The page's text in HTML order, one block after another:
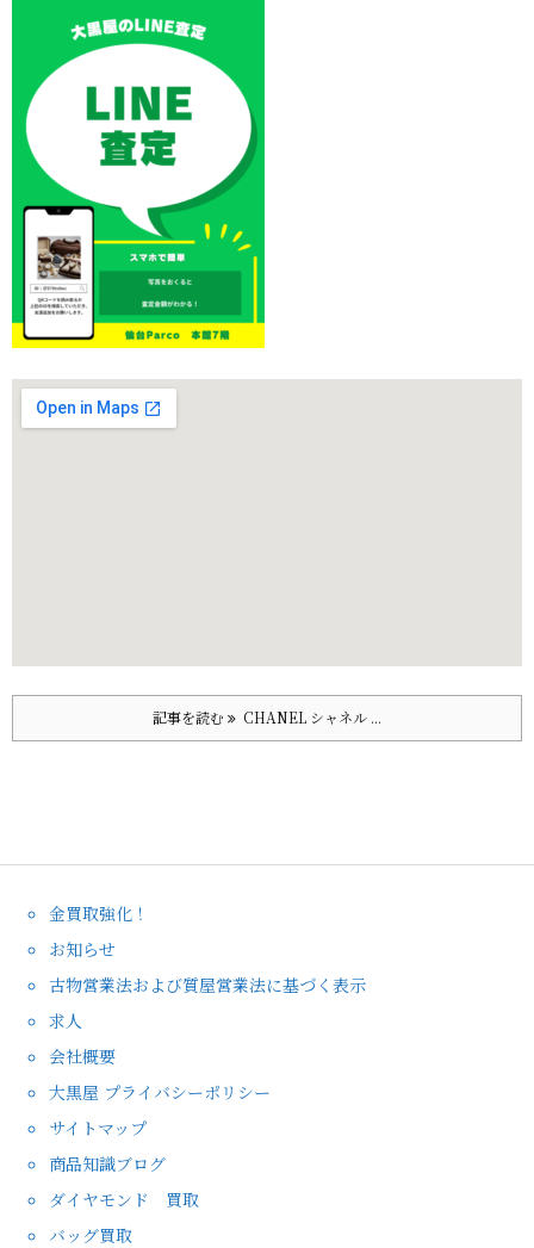
記事を読む CHANEL シャネル ...
金買取強化！
お知らせ
古物営業法および質屋営業法に基づく表示
求人
会社概要
大黒屋 プライバシーポリシー
サイトマップ
商品知識ブログ
ダイヤモンド 買取
バッグ買取